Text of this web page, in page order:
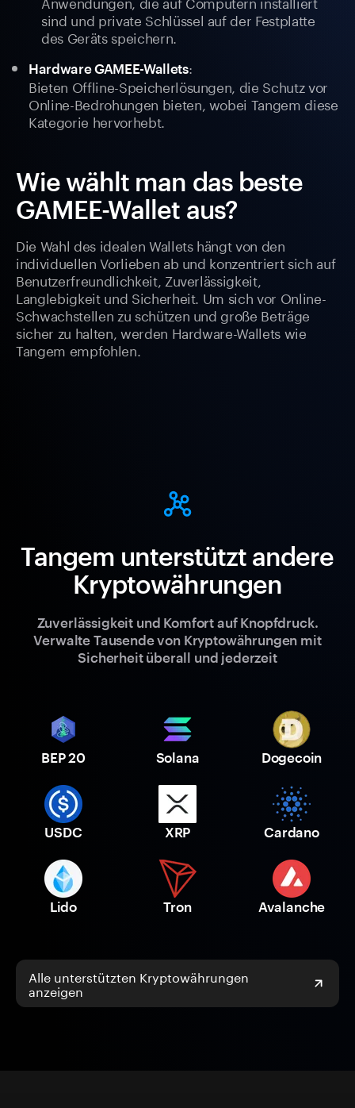
sind und private Schlüssel auf der Festplatte
des Geräts speichern.
Hardware GAMEE-Wallets:
Bieten Offline-Speicherlösungen, die Schutz vor
Online-Bedrohungen bieten, wobei Tangem diese
Kategorie hervorhebt.
Wie wählt man das beste
GAMEE-Wallet aus?
Die Wahl des idealen Wallets hängt von den
individuellen Vorlieben ab und konzentriert sich auf
Benutzerfreundlichkeit, Zuverlässigkeit,
Langlebigkeit und Sicherheit. Um sich vor Online-
Schwachstellen zu schützen und große Beträge
sicher zu halten, werden Hardware-Wallets wie
Tangem empfohlen.
Tangem unterstützt andere
Kryptowährungen
Zuverlässigkeit und Komfort auf Knopfdruck.
Verwalte Tausende von Kryptowährungen mit
Sicherheit überall und jederzeit
BEP 20 Solana Dogecoin
USDC XRP Cardano
Lido Tron Avalanche
Alle unterstützten Kryptowährungen
anzeigen